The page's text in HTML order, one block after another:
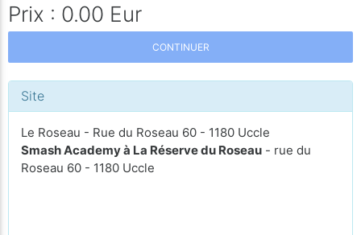
Prix : 0.00 Eur
CONTINUER
Site
Le Roseau - Rue du Roseau 60 - 1180 Uccle
Smash Academy à La Réserve du Roseau - rue du
Roseau 60 - 1180 Uccle